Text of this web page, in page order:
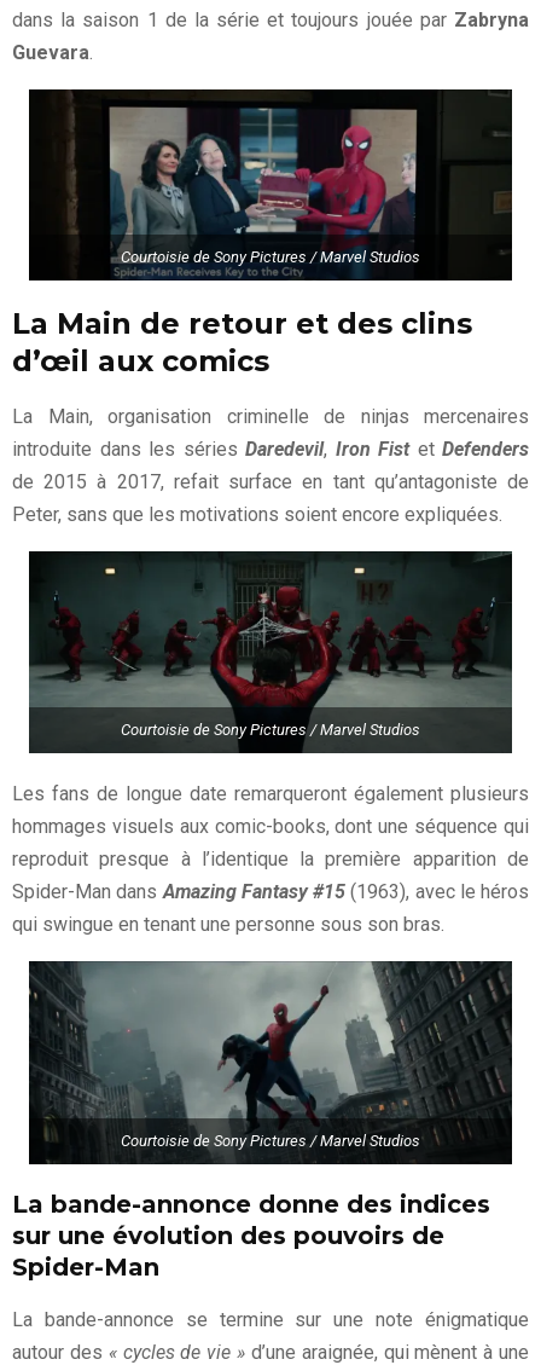
dans la saison 1 de la série et toujours jouée par Zabryna
Guevara.
Courtoisie de Sony Pictures / Marvel Studios
La Main de retour et des clins
d’œil aux comics
La Main, organisation criminelle de ninjas mercenaires
introduite dans les séries Daredevil, Iron Fist et Defenders
de 2015 à 2017, refait surface en tant qu’antagoniste de
Peter, sans que les motivations soient encore expliquées.
Courtoisie de Sony Pictures / Marvel Studios
Les fans de longue date remarqueront également plusieurs
hommages visuels aux comic-books, dont une séquence qui
reproduit presque à l’identique la première apparition de
Spider-Man dansAmazing Fantasy #15(1963), avec le héros
qui swingue en tenant une personne sous son bras.
Courtoisie de Sony Pictures / Marvel Studios
La bande-annonce donne des indices
sur une évolution des pouvoirs de
Spider-Man
La bande-annonce se termine sur une note énigmatique
autour des « cycles de vie » d’une araignée, qui mènent à une